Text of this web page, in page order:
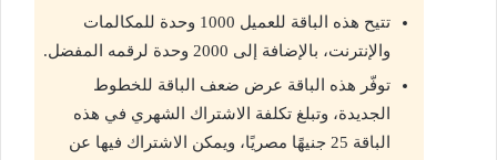
تتيح هذه الباقة للعميل 1000 وحدة للمكالمات
والإنترنت، بالإضافة إلى 2000 وحدة لرقمه المفضل.
توفّر هذه الباقة عرض ضعف الباقة للخطوط
الجديدة، وتبلغ تكلفة الاشتراك الشهري في هذه
الباقة 25 جنيهًا مصريًا، ويمكن الاشتراك فيها عن